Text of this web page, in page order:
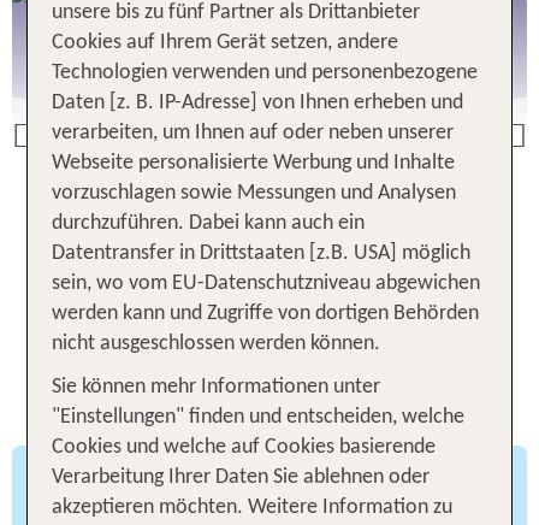
Previous
Marokko Urlaub
Zu den Angeboten
Beste Reisezeit: Klima und
Regionen Marokkos
Marokkos Klimavielfalt
unsere bis zu fünf Partner als Drittanbieter
Cookies auf Ihrem Gerät setzen, andere
Technologien verwenden und personenbezogene
Daten [z. B. IP-Adresse] von Ihnen erheben und
verarbeiten, um Ihnen auf oder neben unserer
Webseite personalisierte Werbung und Inhalte
vorzuschlagen sowie Messungen und Analysen
durchzuführen. Dabei kann auch ein
Datentransfer in Drittstaaten [z.B. USA] möglich
sein, wo vom EU-Datenschutzniveau abgewichen
werden kann und Zugriffe von dortigen Behörden
nicht ausgeschlossen werden können.
Sie können mehr Informationen unter
"Einstellungen" finden und entscheiden, welche
Cookies und welche auf Cookies basierende
Verarbeitung Ihrer Daten Sie ablehnen oder
akzeptieren möchten. Weitere Information zu